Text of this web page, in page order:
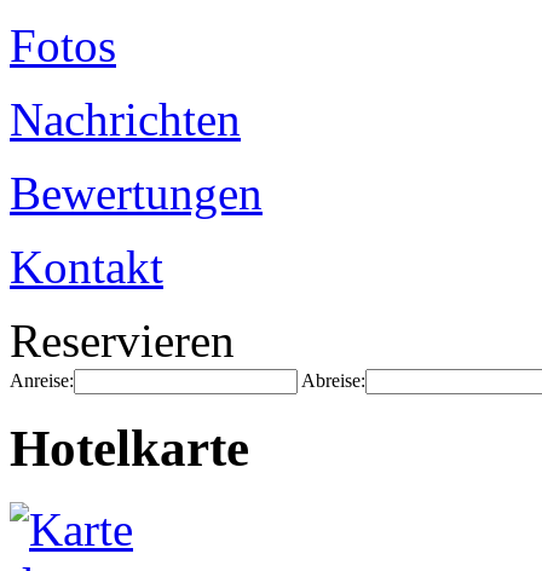
Fotos
Nachrichten
Bewertungen
Kontakt
Reservieren
Anreise: Abreise:
Hotelkarte